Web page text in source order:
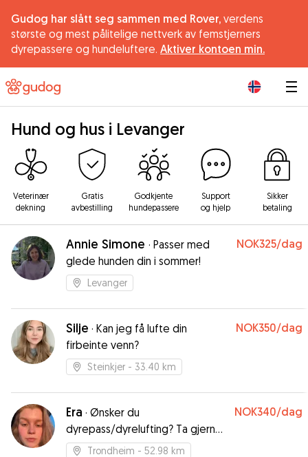
Gudog har slått seg sammen med Rover, verdens
største og mest pålitelige nettverk av femstjerners
dyrepassere og hundeluftere. Aktiver kontoen min.
Hund og hus i Levanger
Veterinær
dekning
Gratis
avbestilling
Godkjente
hundepassere
Support
og hjelp
Sikker
betaling
Annie Simone · Passer med
glede hunden din i sommer!
NOK325/dag
Levanger
Silje · Kan jeg få lufte din
firbeinte venn?
NOK350/dag
Steinkjer - 33.40 km
Era · Ønsker du
dyrepass/dyrelufting? Ta gjerne
kontakt☺️
NOK340/dag
Trondheim - 52.98 km